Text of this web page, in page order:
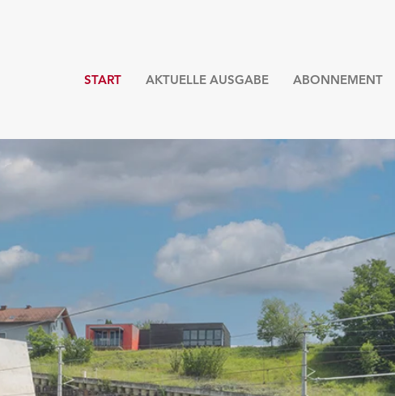
START AKTUELLE AUSGABE ABONNEMENT